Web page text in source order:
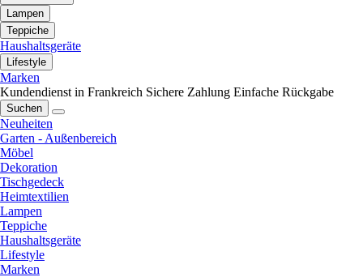
Lampen
Teppiche
Haushaltsgeräte
Lifestyle
Marken
Kundendienst in Frankreich Sichere Zahlung Einfache Rückgabe
Suchen
Neuheiten
Garten - Außenbereich
Möbel
Dekoration
Tischgedeck
Heimtextilien
Lampen
Teppiche
Haushaltsgeräte
Lifestyle
Marken